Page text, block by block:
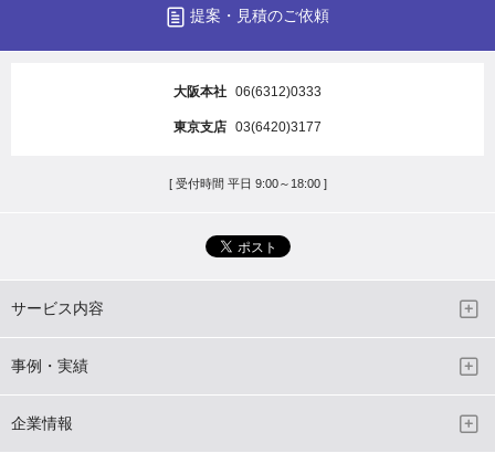
提案・見積のご依頼
大阪本社 06(6312)0333
東京支店 03(6420)3177
[ 受付時間 平日 9:00～18:00 ]
サービス内容
事例・実績
企業情報